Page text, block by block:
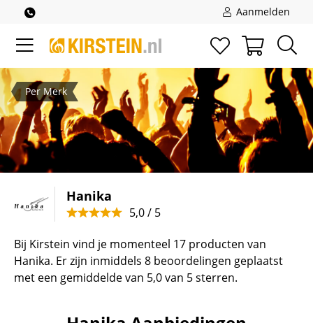
Aanmelden
Per Merk
Hanika
5,0 / 5
Bij Kirstein vind je momenteel 17 producten van
Hanika. Er zijn inmiddels 8 beoordelingen geplaatst
met een gemiddelde van 5,0 van 5 sterren.